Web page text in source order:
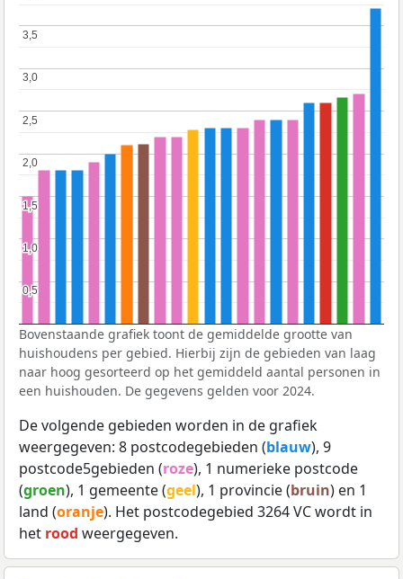
0,5
0,5
1,0
1,0
1,5
1,5
2,0
2,0
2,5
2,5
3,0
3,0
3,5
3,5
Bovenstaande grafiek toont de gemiddelde grootte van
huishoudens per gebied. Hierbij zijn de gebieden van laag
naar hoog gesorteerd op het gemiddeld aantal personen in
een huishouden. De gegevens gelden voor 2024.
De volgende gebieden worden in de grafiek
weergegeven: 8 postcodegebieden (blauw), 9
postcode5gebieden (roze), 1 numerieke postcode
(groen), 1 gemeente (geel), 1 provincie (bruin) en 1
land (oranje). Het postcodegebied 3264 VC wordt in
het rood weergegeven.